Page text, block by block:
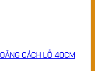
CÁCH LỖ 40CM